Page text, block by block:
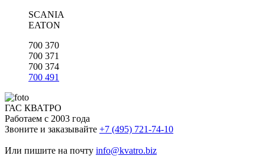
SCANIA
EATON
700 370
700 371
700 374
700 491
ГАС КВАТРО
Работаем с 2003 года
Звоните и заказывайте +7 (495) 721-74-10
Или пишите на почту info@kvatro.biz